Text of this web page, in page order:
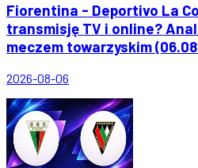
Fiorentina - Deportivo La
transmisję TV i online?
meczem towarzyskim
2026-08-06